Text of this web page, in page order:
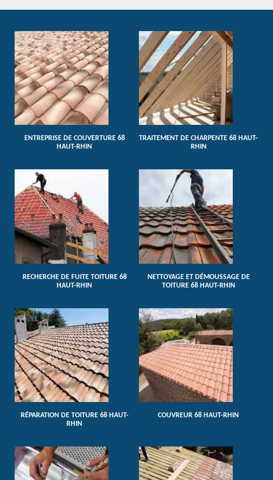
ENTREPRISE DE COUVERTURE 68
HAUT-RHIN
TRAITEMENT DE CHARPENTE 68 HAUT-
RHIN
RECHERCHE DE FUITE TOITURE 68
HAUT-RHIN
NETTOYAGE ET DÉMOUSSAGE DE
TOITURE 68 HAUT-RHIN
RÉPARATION DE TOITURE 68 HAUT-
RHIN
COUVREUR 68 HAUT-RHIN